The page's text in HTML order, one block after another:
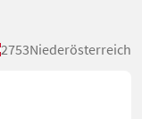
2753Niederösterreich